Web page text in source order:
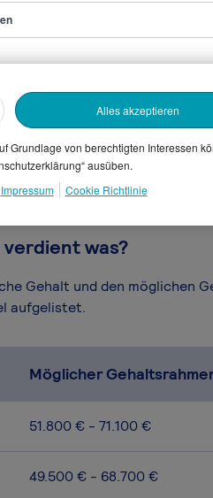
was?
Gehalt und den möglichen
aufgelistet.
Möglicher
51.800 € - 71.100 €
49.500 € - 68.700 €
Alles akzeptieren
Grundlage von berechtigten Interessen
ausüben.
Impressum Cookie Richtlinie